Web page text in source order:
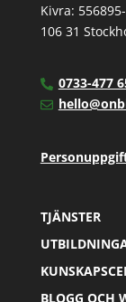
Kivra:
106 31
0733-477
TJÄNSTER
BLOGG OCH